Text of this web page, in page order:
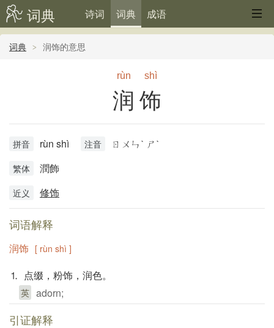
词典 诗词 词典 成语
词典 润饰的意思
rùn shì
润饰
拼音 rùn shì 注音 ㄖㄨㄣˋ ㄕˋ
繁体 潤飾
近义 修饰
词语解释
润饰 [ rùn shì ]
⒈ 点缀，粉饰，润色。
英 adorn;
引证解释